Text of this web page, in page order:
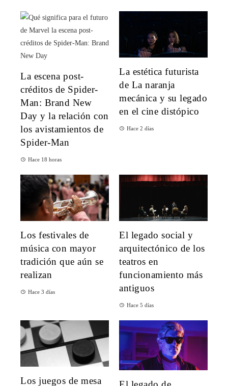
La escena post-
créditos de Spider-
Man: Brand New
Day y la relación con
los avistamientos de
Spider-Man
Hace 18 horas
La estética futurista
de La naranja
mecánica y su legado
en el cine distópico
Hace 2 días
Los festivales de
música con mayor
tradición que aún se
realizan
Hace 3 días
El legado social y
arquitectónico de los
teatros en
funcionamiento más
antiguos
Hace 5 días
Los juegos de mesa